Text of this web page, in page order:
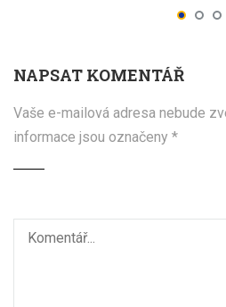
NAPSAT KOMENTÁŘ
Vaše e-mailová adresa nebude
informace jsou označeny *